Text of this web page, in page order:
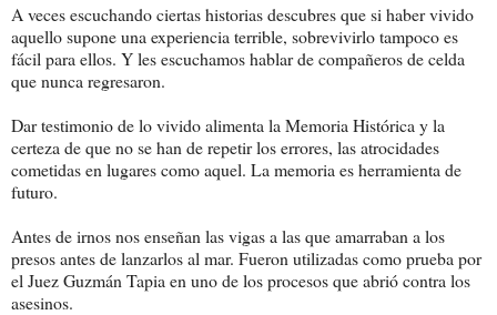
A veces escuchando ciertas historias descubres que si haber vivido
aquello supone una experiencia terrible, sobrevivirlo tampoco es
fácil para ellos. Y les escuchamos hablar de compañeros de celda
que nunca regresaron.
Dar testimonio de lo vivido alimenta la Memoria Histórica y la
certeza de que no se han de repetir los errores, las atrocidades
cometidas en lugares como aquel. La memoria es herramienta de
futuro.
Antes de irnos nos enseñan las vigas a las que amarraban a los
presos antes de lanzarlos al mar. Fueron utilizadas como prueba por
el Juez Guzmán Tapia en uno de los procesos que abrió contra los
asesinos.